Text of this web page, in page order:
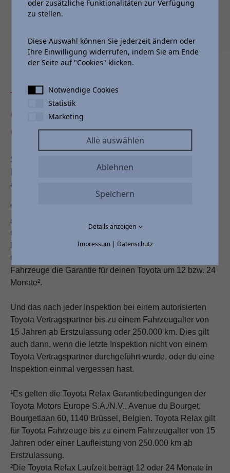
TOYOTA RELAX - DAS
COMEBACK DEINER
GARANTIE!
Sicher dir ein Jahr Garantie nach jeder
Inspektion für deinen Toyota – und das bis zu
einem Fahrzeugalter von 15 Jahren¹!
6
dich für sorgenfreie Mobilität mit der Toyota Relax
Garantie.
Mit Toyota Relax verlängern wir als Beweis für die
Qualität, Zuverlässigkeit und Langlebigkeit unserer
Fahrzeuge die Garantie für deinen Toyota um 12 bzw. 24
Monate².
Und das nach jeder Inspektion bei einem autorisierten
Toyota Vertragspartner bis zu einem Fahrzeugalter von
15 Jahren ab Erstzulassung oder 250.000 km. Dies gilt
auch dann, wenn die letzte Inspektion nicht von einem
Toyota Vertragspartner durchgeführt wurde, oder du eine
Inspektion einmal vergessen hast.
¹Es gelten die Toyota Relax Garantiebedingungen der
Toyota Motors Europe S.A./N.V., Avenue du Bourget,
Bourgetlaan 60, 1140 Brüssel, Belgien. Toyota Relax gilt
für Toyota Fahrzeuge bis zu einem Fahrzeugalter von 15
Jahren oder einer Laufleistung von 250.000 km ab
Erstzulassung.
²Die Toyota Relax Laufzeit beträgt 12 oder 24 Monate in
oder zusätzliche Funktionalitäten zur Verfügung
zu stellen.
Diese Auswahl können Sie jederzeit ändern oder
Ihre Einwilligung widerrufen, indem Sie am Ende
der Seite auf "Cookies" klicken.
Notwendige Cookies
Statistik
Marketing
Alle auswählen
Ablehnen
Speichern
Details anzeigen
Impressum| Datenschutz